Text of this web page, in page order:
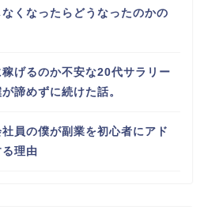
くなったらどうなったのかの
げるのか不安な20代サラリー
諦めずに続けた話。
員の僕が副業を初心者にアド
理由